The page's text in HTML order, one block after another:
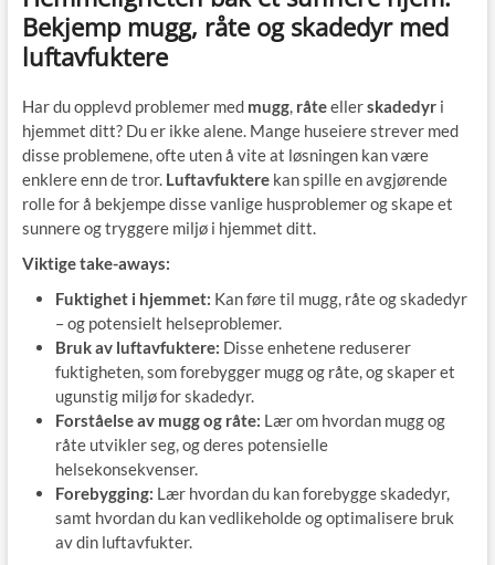
Bekjemp mugg, råte og skadedyr med
luftavfuktere
Har du opplevd problemer med mugg, råteellerskadedyri
hjemmet ditt? Du er ikke alene. Mange huseiere strever med
disse problemene, ofte uten å vite at løsningen kan være
enklere enn de tror. Luftavfukterekan spille en avgjørende
rolle for å bekjempe disse vanlige husproblemer og skape et
sunnere og tryggere miljø i hjemmet ditt.
Viktige take-aways:
Fuktighet i hjemmet: Kan føre til mugg, råte og skadedyr
– og potensielt helseproblemer.
Bruk av luftavfuktere: Disse enhetene reduserer
fuktigheten, som forebygger mugg og råte, og skaper et
ugunstig miljø for skadedyr.
Forståelse av mugg og råte: Lær om hvordan mugg og
råte utvikler seg, og deres potensielle
helsekonsekvenser.
Forebygging: Lær hvordan du kan forebygge skadedyr,
samt hvordan du kan vedlikeholde og optimalisere bruk
av din luftavfukter.